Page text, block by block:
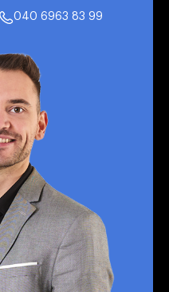
040 6963 83 99